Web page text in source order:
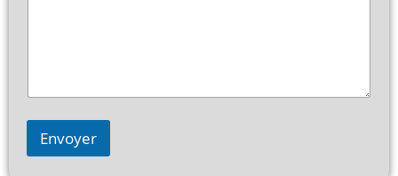
Envoyer